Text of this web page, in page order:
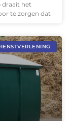
draait het
te zorgen dat